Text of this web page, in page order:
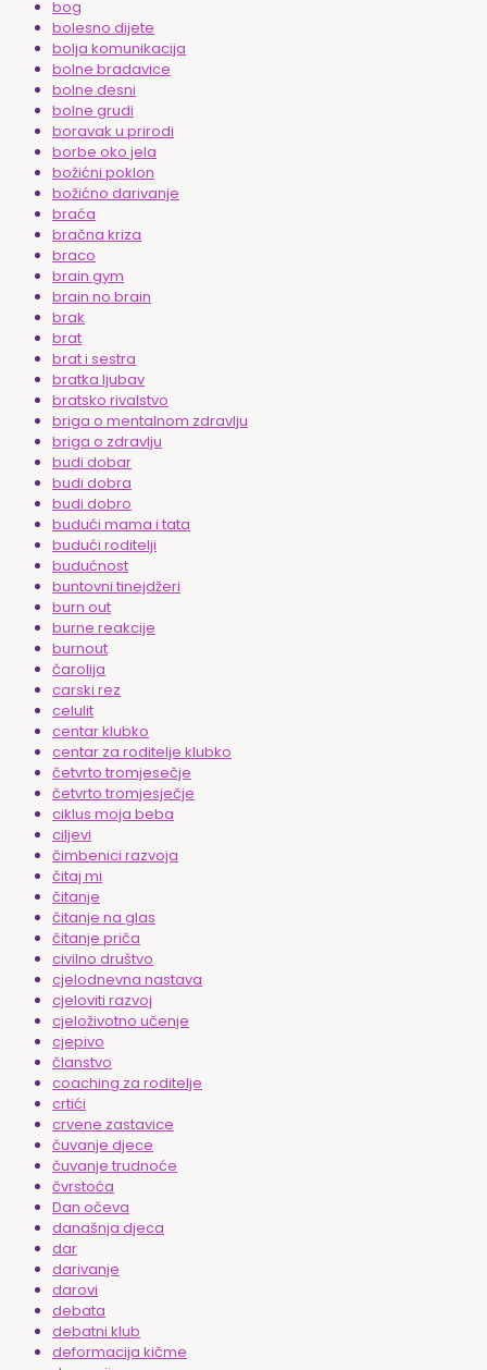
bog
bolesno dijete
bolja komunikacija
bolne bradavice
bolne desni
bolne grudi
boravak u prirodi
borbe oko jela
božićni poklon
božićno darivanje
braća
bračna kriza
braco
brain gym
brain no brain
brak
brat
brat i sestra
bratka ljubav
bratsko rivalstvo
briga o mentalnom zdravlju
briga o zdravlju
budi dobar
budi dobra
budi dobro
budući mama i tata
budući roditelji
budućnost
buntovni tinejdžeri
burn out
burne reakcije
burnout
čarolija
carski rez
celulit
centar klubko
centar za roditelje klubko
četvrto tromjesečje
četvrto tromjesječje
ciklus moja beba
ciljevi
čimbenici razvoja
čitaj mi
čitanje
čitanje na glas
čitanje priča
civilno društvo
cjelodnevna nastava
cjeloviti razvoj
cjeloživotno učenje
cjepivo
članstvo
coaching za roditelje
crtići
crvene zastavice
čuvanje djece
čuvanje trudnoće
čvrstoća
Dan očeva
današnja djeca
dar
darivanje
darovi
debata
debatni klub
deformacija kičme